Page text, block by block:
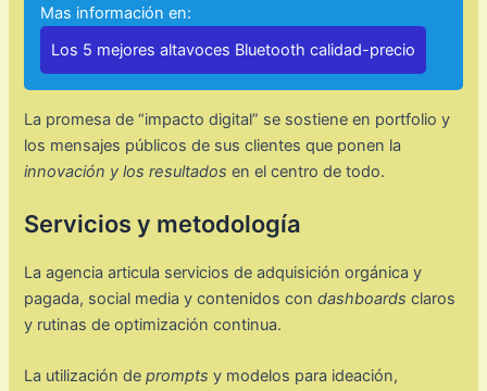
Mas información en:
Los 5 mejores altavoces Bluetooth calidad-precio
La promesa de “impacto digital” se sostiene en portfolio y
los mensajes públicos de sus clientes que ponen la
innovación y los resultados en el centro de todo.
Servicios y metodología
La agencia articula servicios de adquisición orgánica y
pagada, social media y contenidos condashboards claros
y rutinas de optimización continua.
La utilización deprompts y modelos para ideación,